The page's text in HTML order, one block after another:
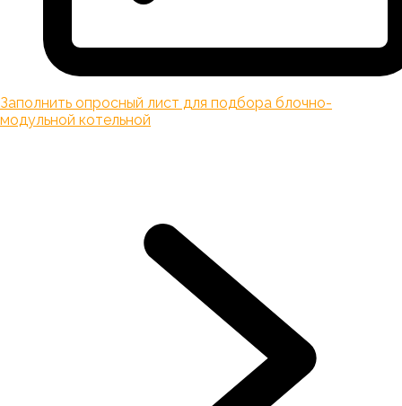
Заполнить опросный лист для подбора блочно-
модульной котельной